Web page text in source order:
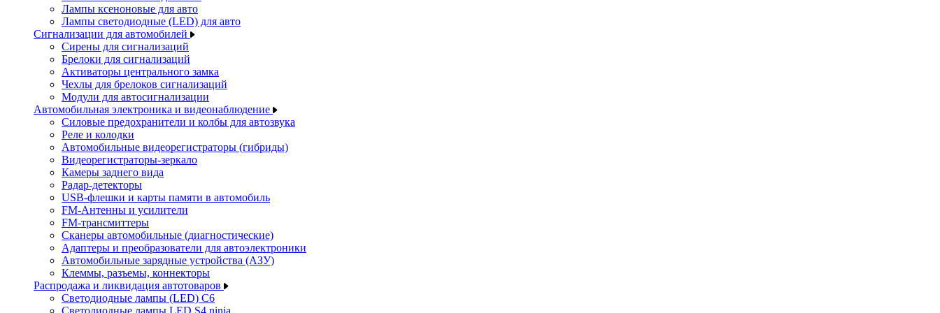
Лампы ксеноновые для авто
Лампы светодиодные (LED) для авто
Сигнализации для автомобилей
Сирены для сигнализаций
Брелоки для сигнализаций
Активаторы центрального замка
Чехлы для брелоков сигнализаций
Модули для автосигнализации
Автомобильная электроника и видеонаблюдение
Силовые предохранители и колбы для автозвука
Реле и колодки
Автомобильные видеорегистраторы (гибриды)
Видеорегистраторы-зеркало
Камеры заднего вида
Радар-детекторы
USB-флешки и карты памяти в автомобиль
FM-Антенны и усилители
FM-трансмиттеры
Сканеры автомобильные (диагностические)
Адаптеры и преобразователи для автоэлектроники
Автомобильные зарядные устройства (АЗУ)
Клеммы, разъемы, коннекторы
Распродажа и ликвидация автотоваров
Светодиодные лампы (LED) C6
Светодиодные лампы LED S4 ninja